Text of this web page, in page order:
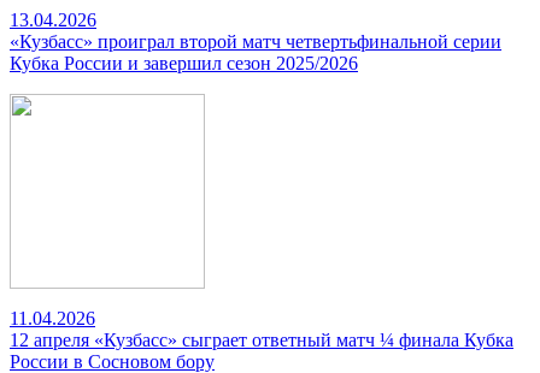
13.04.2026
«Кузбасс» проиграл второй матч четвертьфинальной серии
Кубка России и завершил сезон 2025/2026
11.04.2026
12 апреля «Кузбасс» сыграет ответный матч ¼ финала Кубка
России в Сосновом бору